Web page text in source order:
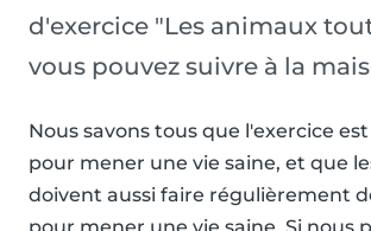
d'exercice "Les animaux
vous pouvez suivre à la
Nous savons tous que l'exercice
pour mener une vie saine, et que
doivent aussi faire régulièrement